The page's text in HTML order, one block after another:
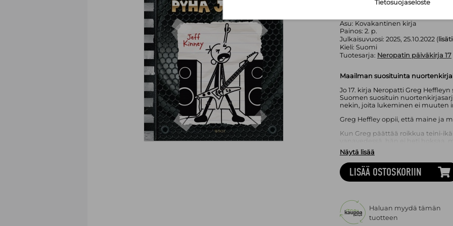
Asu: Kovakantinen kirja
Painos: 2. p.
Julkaisuvuosi: 2025, 25.10.2022 (
Kieli: Suomi
Tuotesarja: Neropatin päiväkirja 17
Maailman suosituinta
Jo 17. kirja Neropatti Greg
Suomen suosituin
nekin, joita lukeminen ei muuten
Greg Heffley oppii, että maine ja
Kun Greg päättää roikkua teini-
vanavedessä, hän ei heti hoksaa,
pikkuveljelle kuitenkin valkenee,
bändin jäsenten kesken ja
roll -elämää.
Pystyykö Greg auttamaan Löded
muutenkin kuin vain omasta
Rodrickin bändin kanssa
Jeff Kinney(s. 1971) on New York
on voittanut kuusi kertaa
suosituimmasta nuortenkirjasta.
Näytä lisää
LISÄÄ OSTOSKORIIN
Haluan myydä tämän
tuotteen
Tietosuojaseloste